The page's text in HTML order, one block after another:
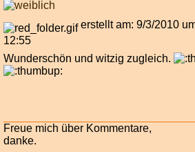
erstellt am: 9/3/2010
12:55
Wunderschön und witzig zugleich.
Freue mich über Kommentare,
danke.